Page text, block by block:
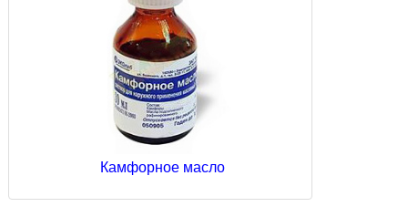
Камфорное масло